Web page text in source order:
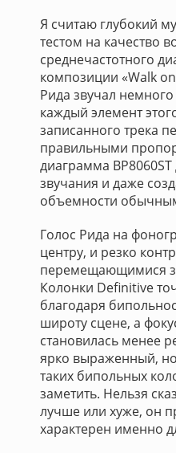
Я считаю глубокий
тестом на качество
среднечастотного
композиции «Walk
Рида звучал
каждый элемент
записанного трека
правильными
диаграмма
звучания и даже
объемности
Голос Рида на
центру, и резко
перемещающимися
Колонки Definitive
благодаря
широту сцене, а
становилась менее
ярко выраженный,
таких бипольных
заметить. Нельзя
лучше или хуже, он
характерен именно